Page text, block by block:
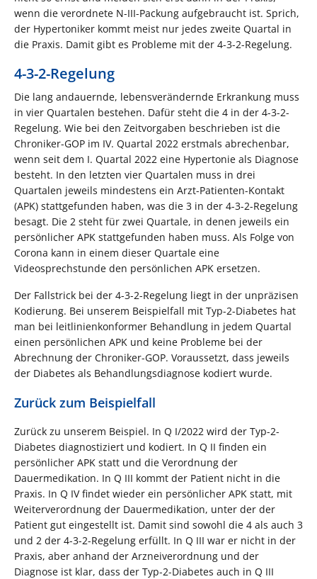
wenn die verordnete N-III-Packung aufgebraucht ist. Sprich,
der Hypertoniker kommt meist nur jedes zweite Quartal in
die Praxis. Damit gibt es Probleme mit der 4-3-2-Regelung.
4-3-2-Regelung
Die lang andauernde, lebensverändernde Erkrankung muss
in vier Quartalen bestehen. Dafür steht die 4 in der 4-3-2-
Regelung. Wie bei den Zeitvorgaben beschrieben ist die
Chroniker-GOP im IV. Quartal 2022 erstmals abrechenbar,
wenn seit dem I. Quartal 2022 eine Hypertonie als Diagnose
besteht. In den letzten vier Quartalen muss in drei
Quartalen jeweils mindestens ein Arzt-Patienten-Kontakt
(APK) stattgefunden haben, was die 3 in der 4-3-2-Regelung
besagt. Die 2 steht für zwei Quartale, in denen jeweils ein
persönlicher APK stattgefunden haben muss. Als Folge von
Corona kann in einem dieser Quartale eine
Videosprechstunde den persönlichen APK ersetzen.
Der Fallstrick bei der 4-3-2-Regelung liegt in der unpräzisen
Kodierung. Bei unserem Beispielfall mit Typ-2-Diabetes hat
man bei leitlinienkonformer Behandlung in jedem Quartal
einen persönlichen APK und keine Probleme bei der
Abrechnung der Chroniker-GOP. Voraussetzt, dass jeweils
der Diabetes als Behandlungsdiagnose kodiert wurde.
Zurück zum Beispielfall
Zurück zu unserem Beispiel. In Q I/2022 wird der Typ-2-
Diabetes diagnostiziert und kodiert. In Q II finden ein
persönlicher APK statt und die Verordnung der
Dauermedikation. In Q III kommt der Patient nicht in die
Praxis. In Q IV findet wieder ein persönlicher APK statt, mit
Weiterverordnung der Dauermedikation, unter der der
Patient gut eingestellt ist. Damit sind sowohl die 4 als auch 3
und 2 der 4-3-2-Regelung erfüllt. In Q III war er nicht in der
Praxis, aber anhand der Arzneiverordnung und der
Diagnose ist klar, dass der Typ-2-Diabetes auch in Q III